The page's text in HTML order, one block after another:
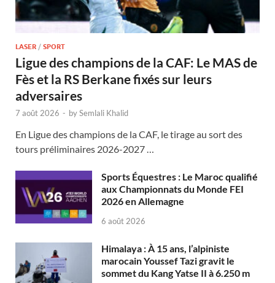
LASER / SPORT
Ligue des champions de la CAF: Le MAS de
Fès et la RS Berkane fixés sur leurs
adversaires
7 août 2026 - bySemlali Khalid
En Ligue des champions de la CAF, le tirage au sort des
tours préliminaires 2026-2027 …
Sports Équestres : Le Maroc qualifié
aux Championnats du Monde FEI
2026 en Allemagne
6 août 2026
Himalaya : À 15 ans, l’alpiniste
marocain Youssef Tazi gravit le
sommet du Kang Yatse II à 6.250 m